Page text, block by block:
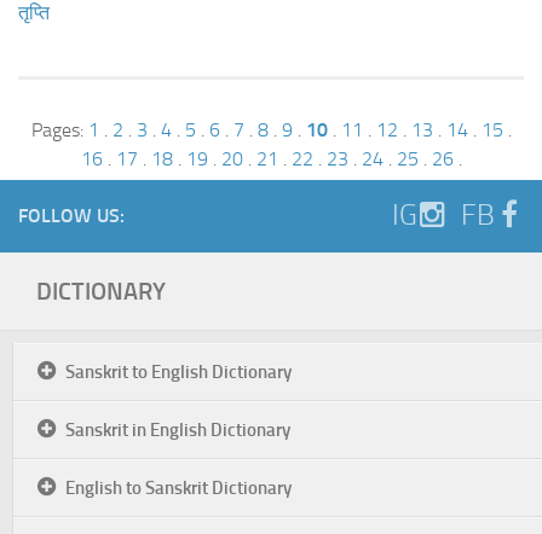
तृप्ति
Pages: 1 . 2 . 3 . 4. 5 . 6. 7 . 8. 9 . 10. 11 . 12 . 13 . 14. 15 .
16. 17 . 18. 19 . 20. 21 . 22 . 23 . 24. 25 . 26.
FOLLOW US: IG FB
DICTIONARY
Sanskrit to English Dictionary
Sanskrit in English Dictionary
English to Sanskrit Dictionary